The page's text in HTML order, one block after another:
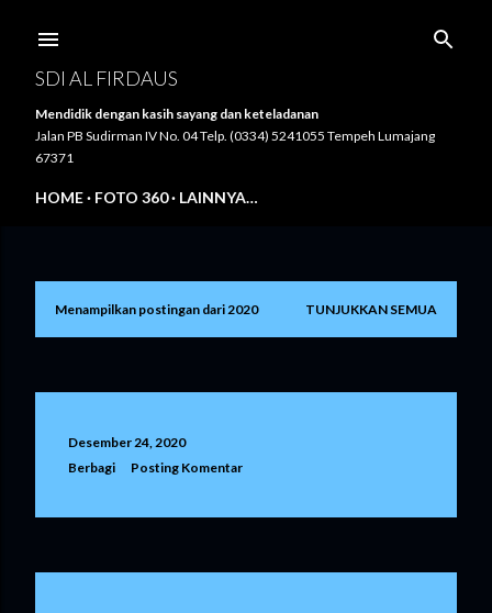
SDI AL FIRDAUS
Mendidik dengan kasih sayang dan keteladanan
Jalan PB Sudirman IV No. 04 Telp. (0334) 5241055 Tempeh Lumajang
67371
HOME FOTO 360 LAINNYA…
P
n
g
Menampilkan postingan dari 2020 TUNJUKKAN SEMUA
Desember 24, 2020
Berbagi
Posting Komentar